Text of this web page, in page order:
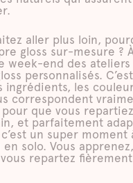
aller plus loin,
gloss sur-mesure ?
week-end des ateliers
personnalisés.
ingrédients, les
correspondent
pour que vous
et parfaitement
un super moment
en solo. Vous
repartez